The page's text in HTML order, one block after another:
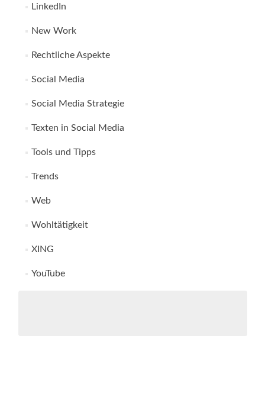
LinkedIn
New Work
Rechtliche Aspekte
Social Media
Social Media Strategie
Texten in Social Media
Tools und Tipps
Trends
Web
Wohltätigkeit
XING
YouTube